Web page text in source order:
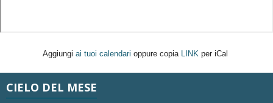
Aggiungi ai tuoi calendari oppure copia LINK per iCal
CIELO DEL MESE